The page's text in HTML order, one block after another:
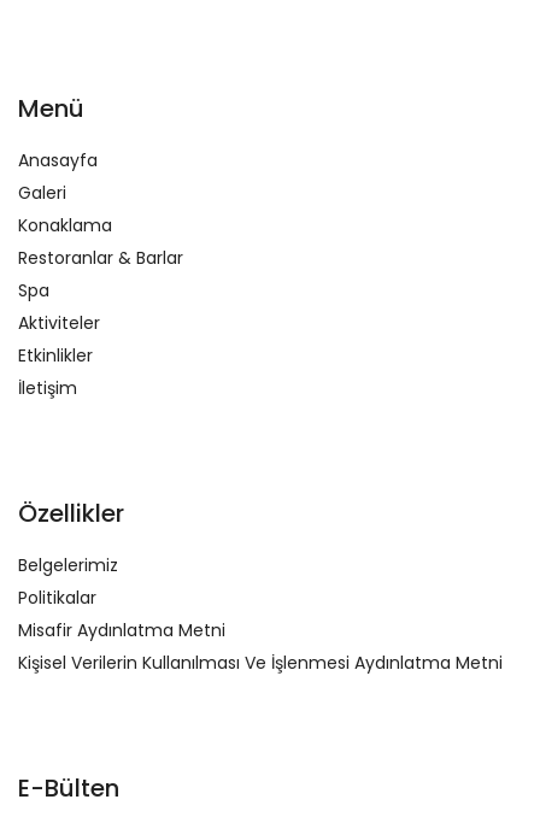
Menü
Anasayfa
Galeri
Konaklama
Restoranlar & Barlar
Spa
Aktiviteler
Etkinlikler
İletişim
Özellikler
Belgelerimiz
Politikalar
Misafir Aydınlatma Metni
Kişisel Verilerin Kullanılması Ve İşlenmesi Aydınlatma Metni
E-Bülten